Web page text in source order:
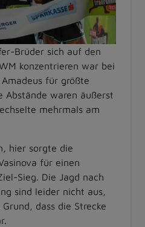
Brüder sich auf den
konzentrieren war bei
für größte
Abstände waren äußerst
mehrmals am
hier sorgte die
für einen
Sieg. Die Jagd nach
sind leider nicht aus,
dass die Strecke